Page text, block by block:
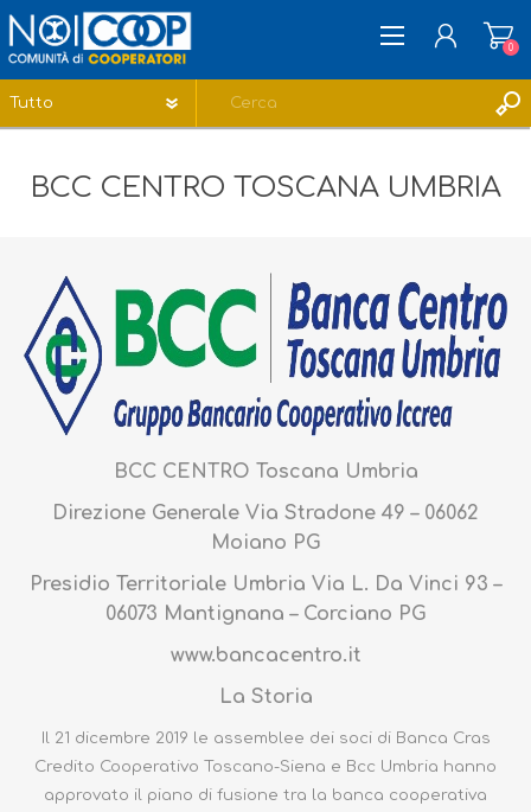
ACCESSO
0
BCC CENTRO TOSCANA UMBRIA
BCC CENTRO Toscana Umbria
Direzione Generale Via Stradone 49 – 06062
Moiano PG
Presidio Territoriale Umbria Via L. Da Vinci 93 –
06073 Mantignana – Corciano PG
www.bancacentro.it
La Storia
Il 21 dicembre 2019 le assemblee dei soci di Banca Cras
Credito Cooperativo Toscano-Siena e Bcc Umbria hanno
approvato il piano di fusione tra la banca cooperativa